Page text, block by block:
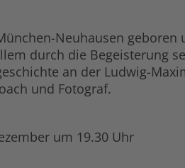
Neuhausen
durch die Begeisterung
an der Ludwig-
und Fotograf.
um 19.30 Uhr